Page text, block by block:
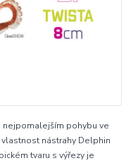
nejpomalejším pohybu ve
nástrahy Delphin
tvaru s výřezy je